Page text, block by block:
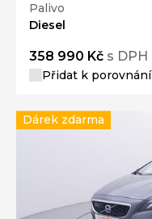
Palivo
Diesel
358 990 Kč s DPH
Přidat k porovnání
Dárek zdarma